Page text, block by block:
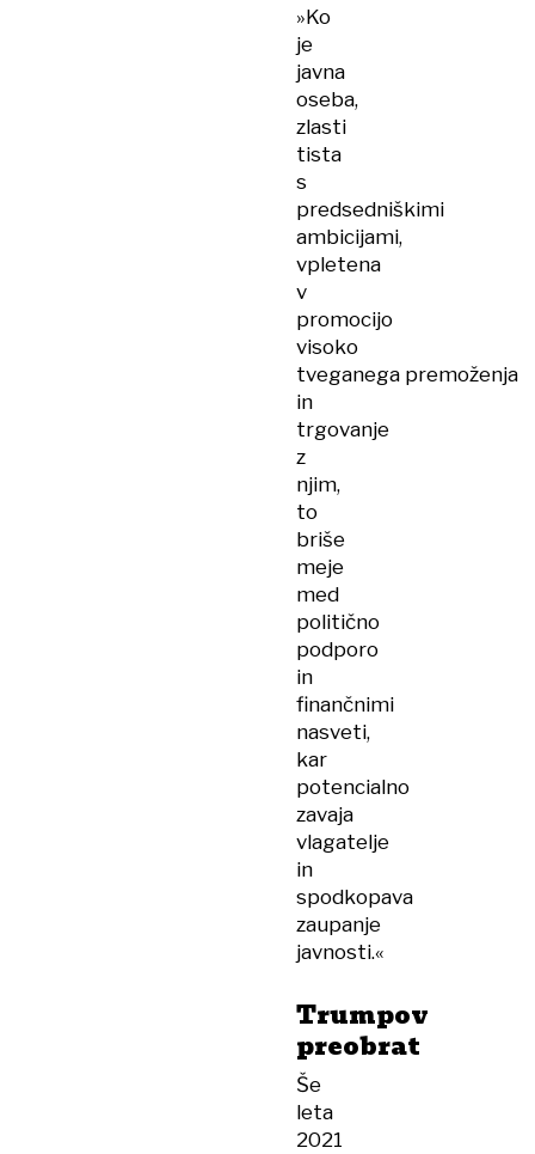
»Ko
je
javna
oseba,
zlasti
tista
s
predsedniškimi
ambicijami,
vpletena
v
promocijo
visoko
tveganega premoženja
in
trgovanje
z
njim,
to
briše
meje
med
politično
podporo
in
finančnimi
nasveti,
kar
potencialno
zavaja
vlagatelje
in
spodkopava
zaupanje
javnosti.«
Trumpov
preobrat
Še
leta
2021